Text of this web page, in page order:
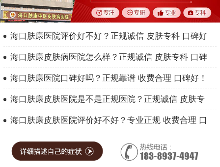
海口肤康医院评价好不好？正规诚信 皮肤专科 口碑好
海口肤康皮肤病医院怎么样？正规诚信 皮肤专科 口碑
海口肤康医院口碑好吗？正规靠谱 收费合理 口碑好！
海口肤康皮肤医院是不是正规医院？正规诚信 皮肤专
海口肤康皮肤医院评价好不好？专业正规 收费合理 口